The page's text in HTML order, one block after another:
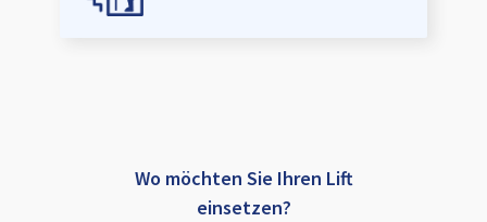
Wo möchten Sie Ihren Lift
einsetzen?